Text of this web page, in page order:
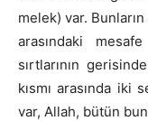
melek) var.
arasındaki
sırtlarının
kısmı arasında iki
var, Allah, bütün